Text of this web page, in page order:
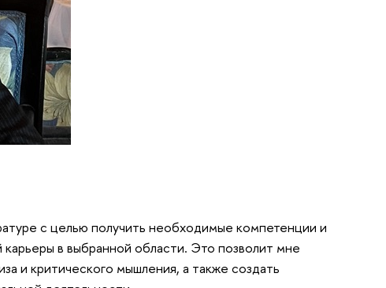
с целью получить необходимые компетенции и
в выбранной области. Это позволит мне
и критического мышления, а также создать